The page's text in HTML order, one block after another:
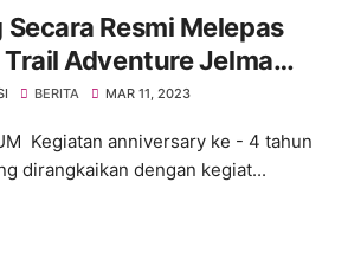
Resmi Melepas
Adventure Jelma
Malimpung Explores
BERITA MAR 11, 2023
Kegiatan anniversary ke - 4 tahun
dirangkaikan dengan kegiat...